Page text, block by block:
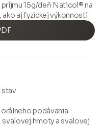
15g/deň Naticol® na
aj fyzickej výkonnosti.
stav
podávania
hmoty a svalovej